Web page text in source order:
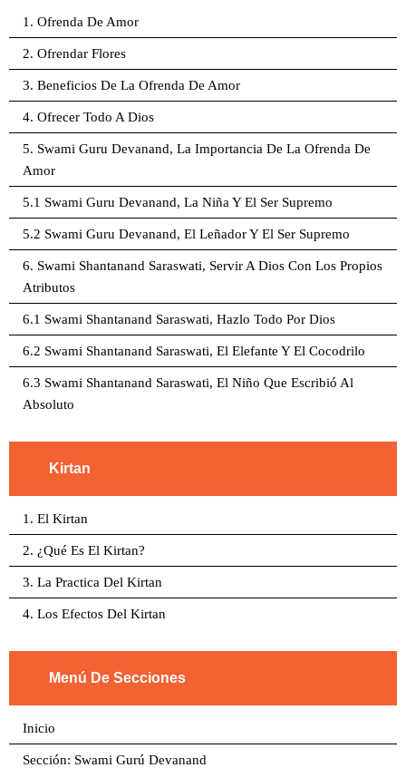
1. Ofrenda De Amor
2. Ofrendar Flores
3. Beneficios De La Ofrenda De Amor
4. Ofrecer Todo A Dios
5. Swami Guru Devanand, La Importancia De La Ofrenda De
Amor
5.1 Swami Guru Devanand, La Niña Y El Ser Supremo
5.2 Swami Guru Devanand, El Leñador Y El Ser Supremo
6. Swami Shantanand Saraswati, Servir A Dios Con Los Propios
Atributos
6.1 Swami Shantanand Saraswati, Hazlo Todo Por Dios
6.2 Swami Shantanand Saraswati, El Elefante Y El Cocodrilo
6.3 Swami Shantanand Saraswati, El Niño Que Escribió Al
Absoluto
Kirtan
1. El Kirtan
2. ¿Qué Es El Kirtan?
3. La Practica Del Kirtan
4. Los Efectos Del Kirtan
Menú De Secciones
Inicio
Sección: Swami Gurú Devanand